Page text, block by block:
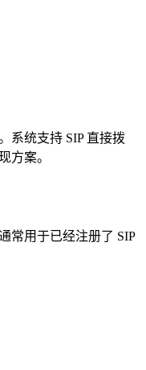
系统支持 SIP 直接拨
方案。
常用于已经注册了 SIP